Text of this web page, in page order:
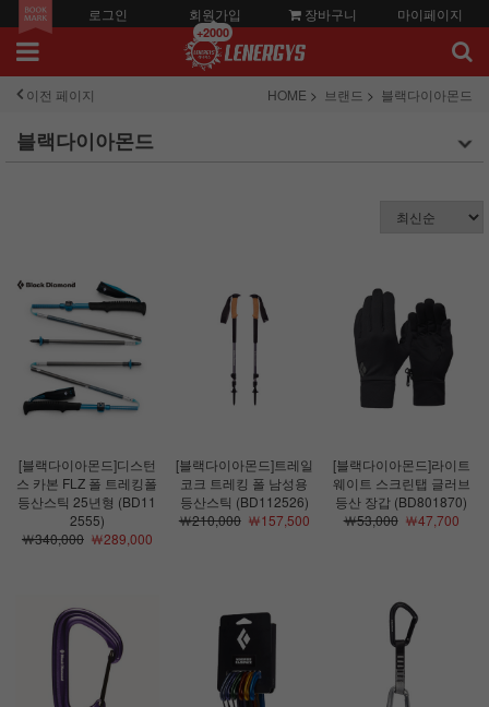
로그인 회원가입
+2000
장바구니 마이페이지
이전 페이지 HOME 브랜드 블랙다이아몬드
블랙다이아몬드
[블랙다이아몬드]디스턴
스 카본 FLZ 폴 트레킹폴
등산스틱 25년형 (BD11
2555)
￦340,000￦289,000
[블랙다이아몬드]트레일
코크 트레킹 폴 남성용
등산스틱 (BD112526)
￦210,000￦157,500
[블랙다이아몬드]라이트
웨이트 스크린탭 글러브
등산 장갑 (BD801870)
￦53,000￦47,700